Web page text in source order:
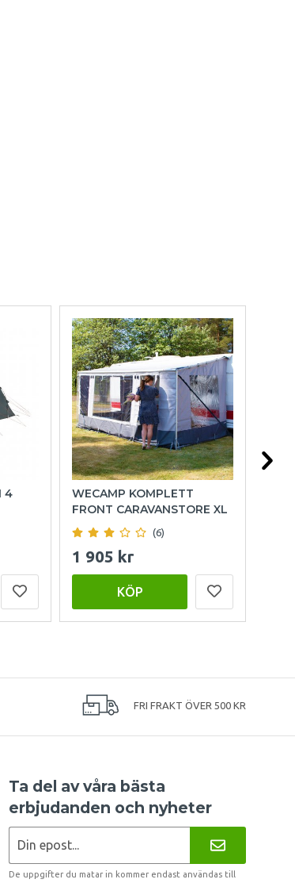
4
WECAMP KOMPLETT
FRONT CARAVANSTORE XL
(6)
1 905 kr
KÖP
FRI FRAKT ÖVER 500 KR
Ta del av våra bästa
erbjudanden och nyheter
De uppgifter du matar in kommer endast användas till